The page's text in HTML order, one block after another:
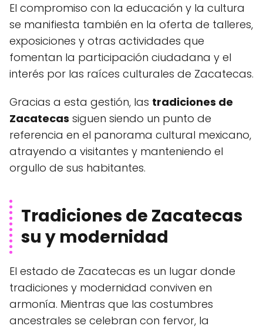
El compromiso con la educación y la cultura
se manifiesta también en la oferta de talleres,
exposiciones y otras actividades que
fomentan la participación ciudadana y el
interés por las raíces culturales de Zacatecas.
Gracias a esta gestión, las tradiciones de
Zacatecas siguen siendo un punto de
referencia en el panorama cultural mexicano,
atrayendo a visitantes y manteniendo el
orgullo de sus habitantes.
Tradiciones de Zacatecas
su y modernidad
El estado de Zacatecas es un lugar donde
tradiciones y modernidad conviven en
armonía. Mientras que las costumbres
ancestrales se celebran con fervor, la